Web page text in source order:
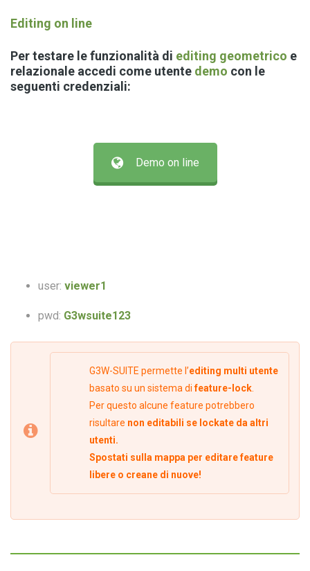
Editing on line
Per testare le funzionalità di editing geometrico e
relazionale accedi come utente demo con le
seguenti credenziali:
Demo on line
user: viewer1
pwd: G3wsuite123
G3W-SUITE permette l’editing multi utente
basato su un sistema difeature-lock
Per questo alcune feature potrebbero
risultare non editabili se lockate da altri
utenti.
Spostati sulla mappa per editare feature
libere o creane di nuove!